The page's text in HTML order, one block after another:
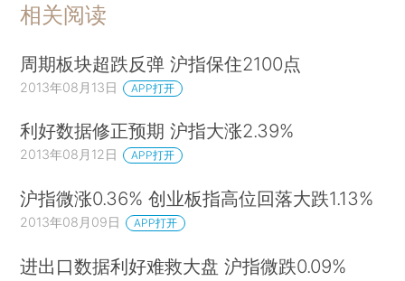
相关阅读
周期板块超跌反弹 沪指保住2100点
2013年08月13日 APP打开
利好数据修正预期 沪指大涨2.39%
2013年08月12日 APP打开
沪指微涨0.36% 创业板指高位回落大跌1.13%
2013年08月09日 APP打开
进出口数据利好难救大盘 沪指微跌0.09%